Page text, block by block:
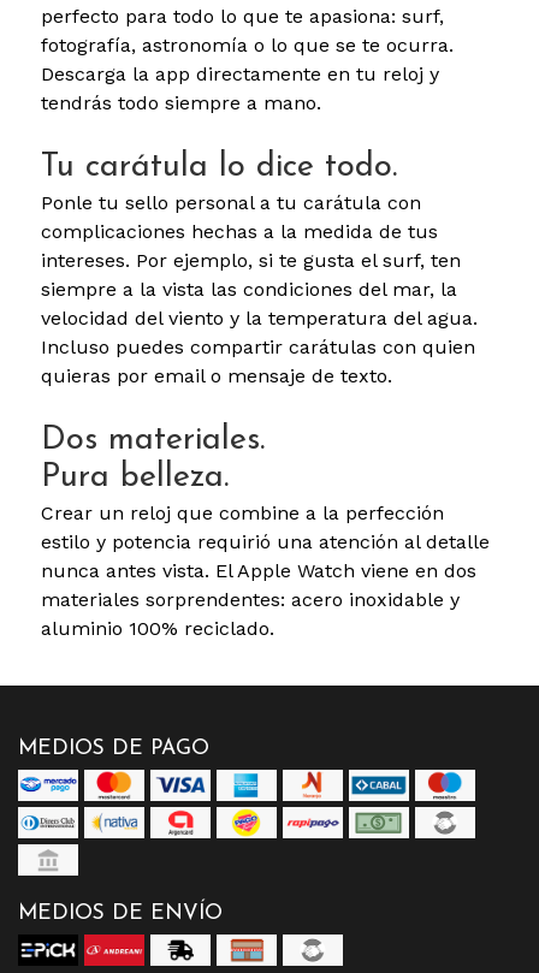
perfecto para todo lo que te apasiona: surf,
fotografía, astronomía o lo que se te ocurra.
Descarga la app directamente en tu reloj y
tendrás todo siempre a mano.
Tu carátula lo dice todo.
Ponle tu sello personal a tu carátula con
complicaciones hechas a la medida de tus
intereses. Por ejemplo, si te gusta el surf, ten
siempre a la vista las condiciones del mar, la
velocidad del viento y la temperatura del agua.
Incluso puedes compartir carátulas con quien
quieras por email o mensaje de texto.
Dos materiales.
Pura belleza.
Crear un reloj que combine a la perfección
estilo y potencia requirió una atención al detalle
nunca antes vista. El Apple Watch viene en dos
materiales sorprendentes: acero inoxidable y
aluminio 100% reciclado.
MEDIOS DE PAGO
MEDIOS DE ENVÍO